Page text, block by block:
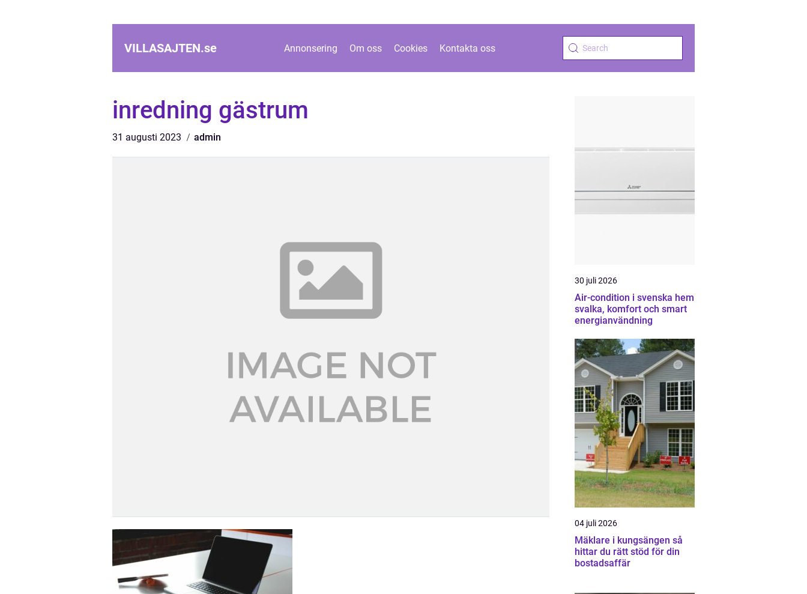
VILLASAJTEN.se Annonsering Om oss Cookies Kontakta oss
inredning gästrum
31 augusti 2023 admin
30 juli 2026
Air-condition i svenska hem
svalka, komfort och smart
energianvändning
04 juli 2026
Mäklare i kungsängen så
hittar du rätt stöd för din
bostadsaffär